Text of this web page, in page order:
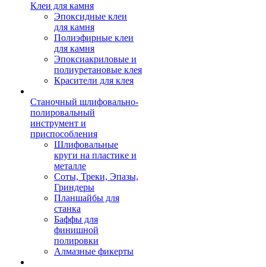
Клеи для камня
Эпоксидные клеи
для камня
Полиэфирные клеи
для камня
Эпоксиакриловые и
полиуретановые клея
Красители для клея
Станочный шлифовально-
полировальный
инструмент и
приспособления
Шлифовальные
круги на пластике и
металле
Соты, Треки, Эпазы,
Гриндеры
Планшайбы для
станка
Баффы для
финишной
полировки
Алмазные фикерты